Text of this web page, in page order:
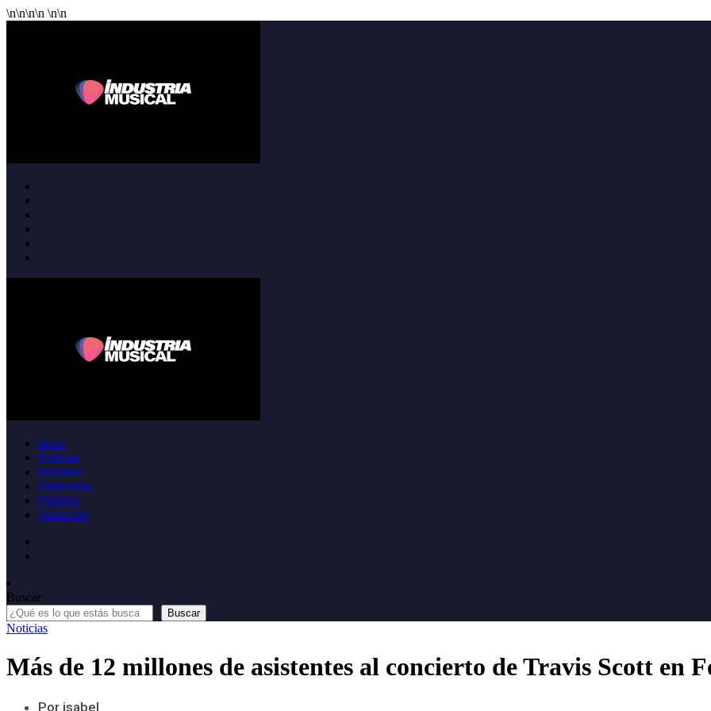
\n\n\n\n \n\n
Inicio
Noticias
Informes
Entrevistas
Opinión
Anúnciate
Buscar
Buscar
Noticias
Más de 12 millones de asistentes al concierto de Travis Scott en
Por isabel